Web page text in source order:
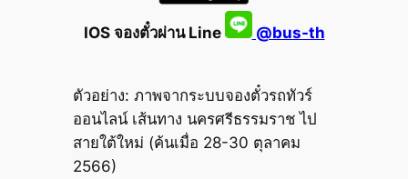
IOS จองตั๋วผ่าน Line @bus-th
ตัวอย่าง: ภาพจากระบบจองตั๋วรถทัวร์
ออนไลน์ เส้นทาง นครศรีธรรมราช ไป
สายใต้ใหม่ (ค้นเมื่อ 28-30 ตุลาคม
2566)